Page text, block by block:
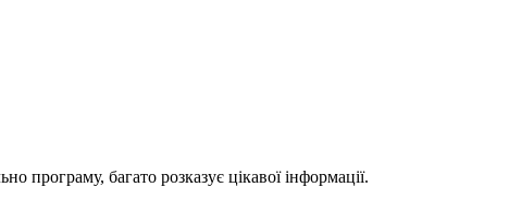
багато розказує цікавої інформації.